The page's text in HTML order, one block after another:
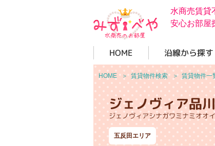
水商売賃貸
安心お部屋
HOME 沿線から探す
HOME ＞ 賃貸物件検索 ＞ 賃貸物件一
ジェノヴィア品
ジェノヴィアシナガワミナミオオイ
五反田エリア